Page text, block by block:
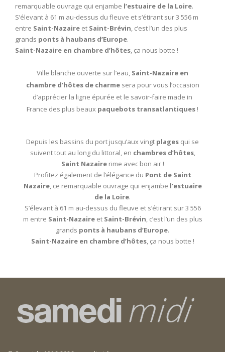
remarquable ouvrage qui enjambe l’estuaire de la Loire.
S’élevant à 61 m au-dessus du fleuve et s‘étirant sur 3 556 m
entre Saint-Nazaire et Saint-Brévin , c’est l’un des plus
grands ponts à haubans d’Europe.
Saint-Nazaire en chambre d’hôtes , ça nous botte !
Ville blanche ouverte sur l’eau, Saint-Nazaire en
chambre d’hôtes de charmesera pour vous l’occasion
d’apprécier la ligne épurée et le savoir-faire made in
France des plus beaux paquebots transatlantiques !
Depuis les bassins du port jusqu’aux vingt plages qui se
suivent tout au long du littoral, en chambres d’hôtes,
Saint Nazairerime avec bon air !
Profitez également de l’élégance du Pont de Saint
Nazaire, ce remarquable ouvrage qui enjambe l’estuaire
de la Loire.
S’élevant à 61 m au-dessus du fleuve et s‘étirant sur 3 556
m entre Saint-Nazaireet Saint-Brévin , c’est l’un des plus
grands ponts à haubans d’Europe.
Saint-Nazaire en chambre d’hôtes, ça nous botte !